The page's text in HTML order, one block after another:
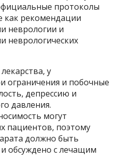
протоколы
как рекомендации
неврологии и
неврологических
у
ограничения и побочные
депрессию и
давления.
могут
пациентов, поэтому
должно быть
обсуждено с лечащим